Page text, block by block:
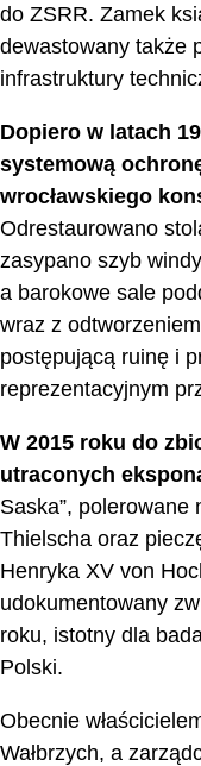
do ZSRR. Zamek
dewastowany także
infrastruktury
Dopiero w latach
systemową
wrocławskiego
Odrestaurowano
zasypano szyb
a barokowe sale
wraz z
postępującą ruinę i
reprezentacyjnym
W 2015 roku do
utraconych
Saska”, polerowane
Thielscha oraz
Henryka XV von
udokumentowany
roku, istotny dla
Polski.
Obecnie
Wałbrzych, a